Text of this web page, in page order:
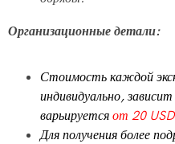
Организационные детали:
Стоимость каждой
индивидуально,
варьируетсяот 20
Для получения более